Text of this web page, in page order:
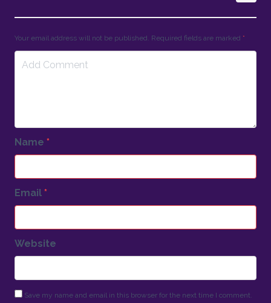
Your email address will not be published. Required fields are marked *
Name *
Email *
Website
Save my name and email in this browser for the next time I comment.